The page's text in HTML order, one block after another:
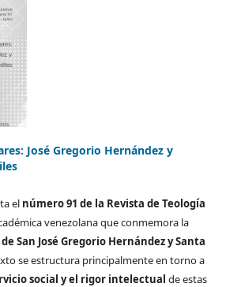
José Gregorio Hernández y
el número 91 de la Revista de Teología
venezolana que conmemora la
San José Gregorio Hernández y Santa
se estructura principalmente en torno a
social y el rigor intelectual de estas